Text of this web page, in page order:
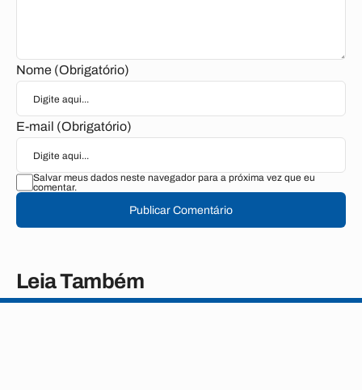
Nome (Obrigatório)
E-mail (Obrigatório)
Salvar meus dados neste navegador para a próxima vez que eu
comentar.
Publicar Comentário
Leia Também